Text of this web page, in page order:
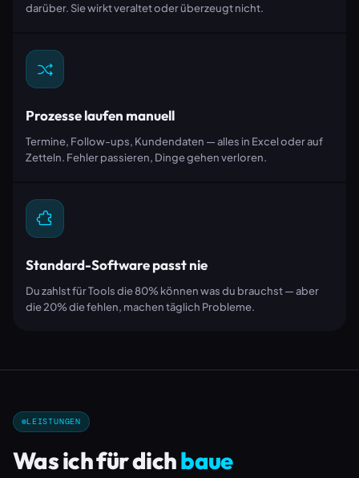
darüber. Sie wirkt veraltet oder überzeugt nicht.
Prozesse laufen manuell
Termine, Follow-ups, Kundendaten — alles in Excel oder auf
Zetteln. Fehler passieren, Dinge gehen verloren.
Standard-Software passt nie
Du zahlst für Tools die 80% können was du brauchst — aber
die 20% die fehlen, machen täglich Probleme.
LEISTUNGEN
Was ich für dichbaue